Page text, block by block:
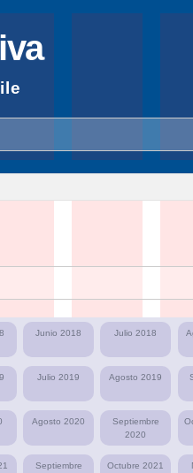
Junio 2018 Julio 2018
Julio 2019 Agosto 2019
Agosto 2020
Septiembre
2020
Septiembre
Octubre 2021